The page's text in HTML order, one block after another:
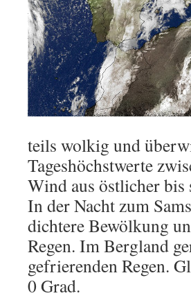
teils wolkig und
Tageshöchstwerte
Wind aus östlicher
In der Nacht zum
dichtere Bewölkung
Regen. Im Bergland
gefrierenden Regen.
0 Grad.